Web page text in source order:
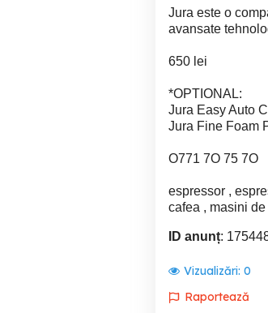
Jura este o
avansate
650 lei
*OPTIONAL:
Jura Easy Auto
Jura Fine Foam
O771 7O 75 7O
espressor ,
cafea , masini
ID anunț:
Vizualizări: 0
Raportează